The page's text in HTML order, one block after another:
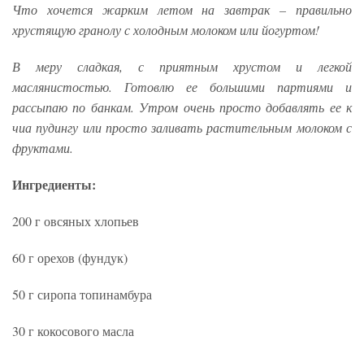
Что хочется жарким летом на завтрак – правильно
хрустящую гранолу с холодным молоком или йогуртом!
В меру сладкая, с приятным хрустом и легкой
маслянистостью. Готовлю ее большими партиями и
рассыпаю по банкам. Утром очень просто добавлять ее к
чиа пудингу или просто заливать растительным молоком с
фруктами.
Ингредиенты:
200 г овсяных хлопьев
60 г орехов (фундук)
50 г сиропа топинамбура
30 г кокосового масла